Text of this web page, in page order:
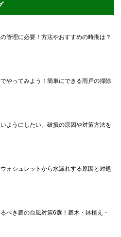
管理に必要！方法やおすすめの時期は？
やってみよう！簡単にできる雨戸の掃除
ようにしたい。破損の原因や対策方法を
ォシュレットから水漏れする原因と対処
べき庭の台風対策6選！庭木・鉢植え・